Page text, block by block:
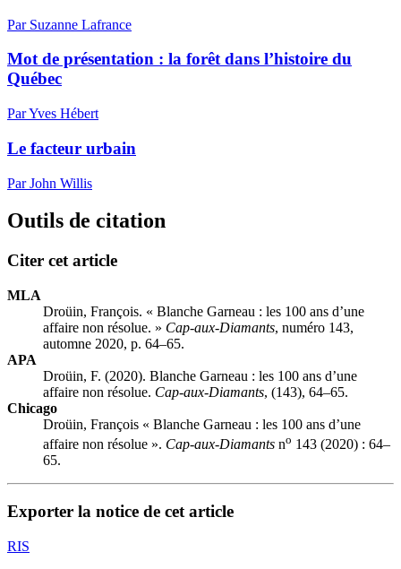
Par Suzanne Lafrance
Mot de présentation : la forêt dans l’histoire du
Québec
Par Yves Hébert
Le facteur urbain
Par John Willis
Outils de citation
Citer cet article
MLA
Droüin, François. « Blanche Garneau : les 100 ans d’une
affaire non résolue. » Cap-aux-Diamants, numéro 143,
automne 2020, p. 64–65.
APA
Droüin, F. (2020). Blanche Garneau : les 100 ans d’une
affaire non résolue. Cap-aux-Diamants, (143), 64–65.
Chicago
Droüin, François « Blanche Garneau : les 100 ans d’une
affaire non résolue ». Cap-aux-Diamants no 143 (2020) : 64–
65.
Exporter la notice de cet article
RIS